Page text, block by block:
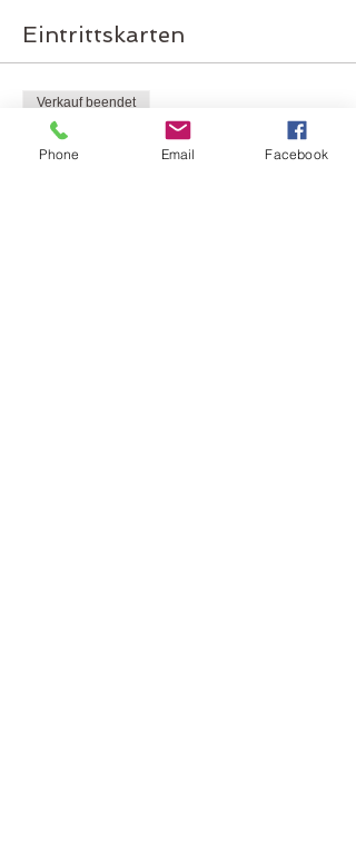
Eintrittskarten
Verkauf beendet
Tickettyp
Übungstag 16.12.22
Phone Email Facebook